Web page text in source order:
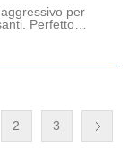
per
Perfetto
incrostato
2 3